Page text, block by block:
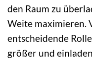
den Raum zu
Weite maximieren.
entscheidende
größer und